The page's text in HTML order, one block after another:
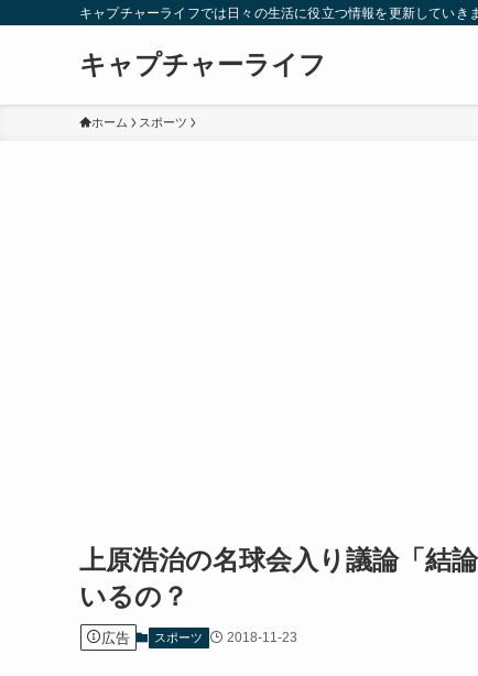
キャプチャーライフでは日々の生活に役立つ情報を更新してい
キャプチャーライフ
ホーム スポーツ
上原浩治の名球会入り議論「結
いるの？
広告 スポーツ 2018-11-23